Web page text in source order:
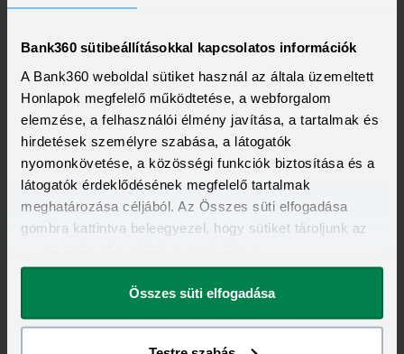
Bank360 sütibeállításokkal kapcsolatos információk
A Bank360 weboldal sütiket használ az általa üzemeltett
Honlapok megfelelő működtetése, a webforgalom
elemzése, a felhasználói élmény javítása, a tartalmak és
hirdetések személyre szabása, a látogatók
nyomonkövetése, a közösségi funkciók biztosítása és a
látogatók érdeklődésének megfelelő tartalmak
meghatározása céljából. Az Összes süti elfogadása
gombra kattintva beleegyezel, hogy sütiket tároljunk az
megváltoztathatod.
Összes süti elfogadása
Invalid DateTime
mielőtt először belevágsz
nagyobb értékű eszközt szeretnének használni anélkül, hogy
azt egy összegben ki kellene fizetniük. Elsőre azonban
könnyű elveszni a részletekben: önerő, maradványérték,
THM, GAP – csak néhány azok közül a fogalmak közül,
amelyekkel biztosan találkozol.
Elolvasom
Egy gombóc fagyi ára: mindössze ennyibe kerül a
biztonság külföldön
volt, de nincs tőle sokkal lemaradva a júniust megnyerő